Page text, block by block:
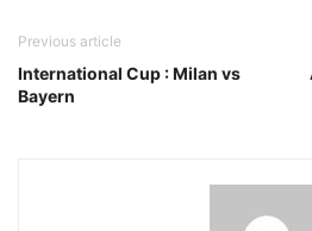
Previous article
International Cup : Milan vs
Bayern